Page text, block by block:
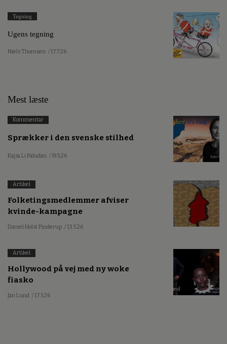
Tegning
Ugens tegning
Niels Thomsen / 17.7.26
Mest læste
Kommentar
Sprækker i den svenske stilhed
Kajsa Li Paludan / 19.5.26
Artikel
Folketingsmedlemmer afviser
kvinde-kampagne
Daniel Holst Pinderup / 13.5.26
Artikel
Hollywood på vej med ny woke
fiasko
Jan Lund / 17.5.26